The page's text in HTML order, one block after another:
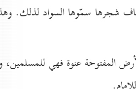
شجرها سمّوها السواد لذلك.
المفتوحة عنوة فهي للمسلمين،